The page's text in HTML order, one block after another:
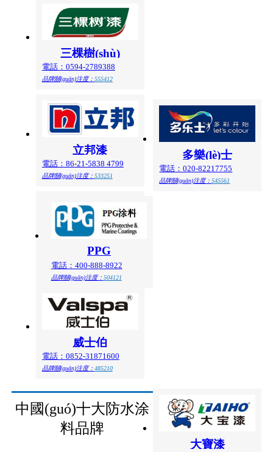
三棵樹(shù)
電話：0594-2789388
品牌關(guān)注度： 555412
多樂(lè)士
電話：020-82217755
品牌關(guān)注度：545561
立邦漆
電話：86-21-5838 4799
品牌關(guān)注度： 533251
PPG
電話：400-888-8922
品牌關(guān)注度： 504121
威士伯
電話：0852-31871600
品牌關(guān)注度： 485210
大寶漆
中國(guó)十大防水涂
料品牌